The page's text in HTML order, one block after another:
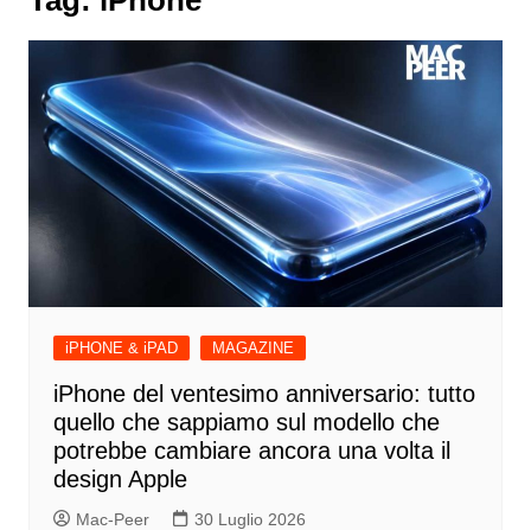
iPHONE & iPAD MAGAZINE
iPhone del ventesimo anniversario: tutto
quello che sappiamo sul modello che
potrebbe cambiare ancora una volta il
design Apple
Mac-Peer 30 Luglio 2026